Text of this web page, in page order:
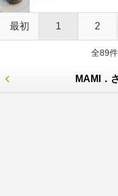
最初 1 2
全89
MAMI．